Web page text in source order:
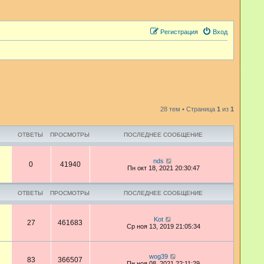
Вход
Регистрация
28 тем • Страница 1 из 1
ОТВЕТЫ ПРОСМОТРЫ ПОСЛЕДНЕЕ СООБЩЕНИЕ
0 41940
nds
Пн окт 18, 2021 20:30:47
ОТВЕТЫ ПРОСМОТРЫ ПОСЛЕДНЕЕ СООБЩЕНИЕ
27 461683
Kot
Ср ноя 13, 2019 21:05:34
83 366507
wog39